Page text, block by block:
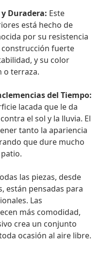
Duradera: Este
está hecho de
por su resistencia
construcción fuerte
y su color
o terraza.
del Tiempo:
lacada que le da
el sol y la lluvia. El
tanto la apariencia
que dure mucho
las piezas, desde
están pensadas para
Las
más comodidad,
crea un conjunto
ocasión al aire libre.